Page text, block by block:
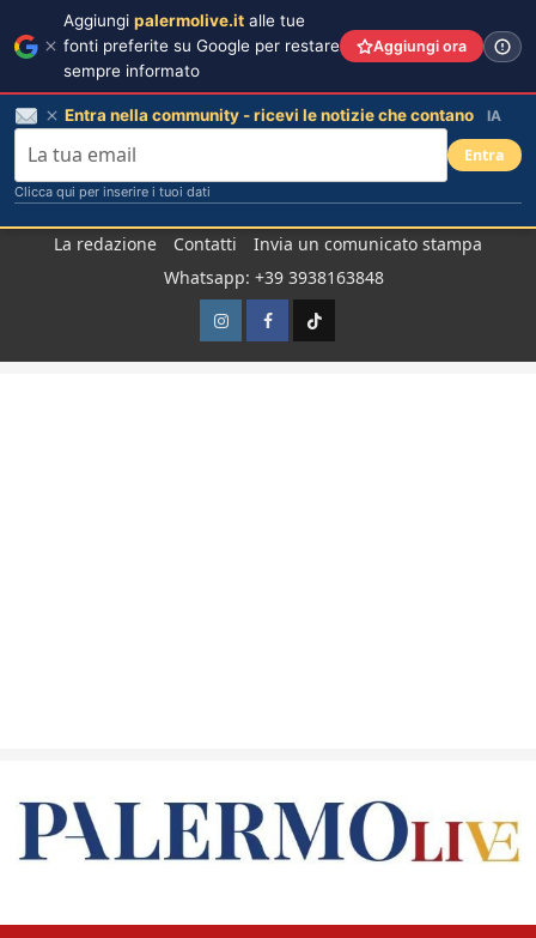
La redazione Contatti
Invia un comunicato stampa
Whatsapp: +39 3938163848
InstagramFacebook
TikTok
Aggiungi palermolive.it alle tue
fonti preferite su Google per restare
sempre informato
Aggiungi ora
Entra nella community - ricevi le notizie che contano IA
Entra
Clicca qui per inserire i tuoi dati